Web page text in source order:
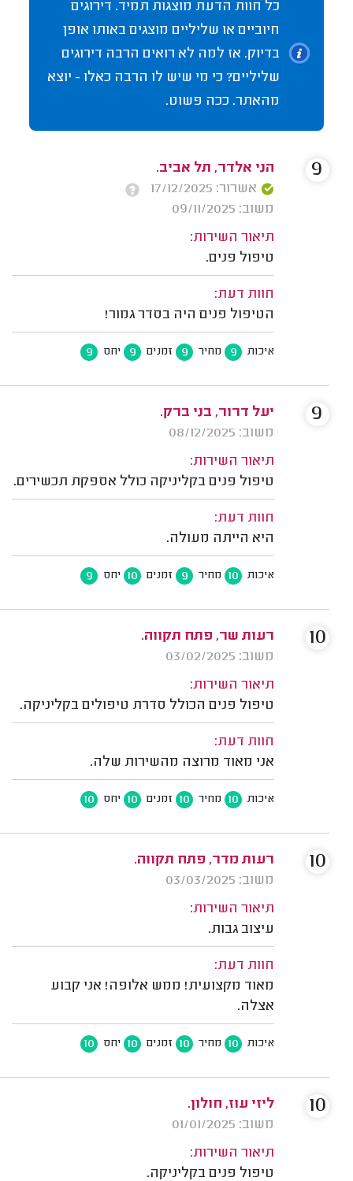
כל חוות הדעת מוצגות תמיד. דירוגים
חיוביים או שליליים מוצגים באותו אופן
בדיוק. אז למה לא רואים הרבה דירוגים
שליליים? כי מי שיש לו הרבה כאלו - יוצא
מהאתר. ככה פשוט.
הני אלדר, תל אביב.
אשרור: 17/12/2025
משוב: 09/11/2025
תיאור השירות:
טיפול פנים.
חוות דעת:
הטיפול פנים היה בסדר גמור!
איכות 9 מחיר 9 זמנים 9 יחס 9
9
יעל דרור, בני ברק.
משוב: 08/12/2025
תיאור השירות:
טיפול פנים בקליניקה כולל אספקת תכשירים.
חוות דעת:
היא הייתה מעולה.
איכות 10 מחיר 9 זמנים 10 יחס 9
9
רעות שר, פתח תקווה.
משוב: 03/02/2025
תיאור השירות:
טיפול פנים הכולל סדרת טיפולים בקליניקה.
חוות דעת:
אני מאוד מרוצה מהשירות שלה.
איכות 10 מחיר 10 זמנים 10 יחס 10
10
רעות מדר, פתח תקווה.
משוב: 03/03/2025
תיאור השירות:
עיצוב גבות.
חוות דעת:
מאוד מקצועית! ממש אלופה! אני קבוע
אצלה.
איכות 10 מחיר 10 זמנים 10 יחס 10
10
ליזי עוז, חולון.
משוב: 01/01/2025
תיאור השירות:
טיפול פנים בקליניקה.
10